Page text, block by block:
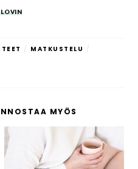
/ MATKUSTELU /
MYÖS